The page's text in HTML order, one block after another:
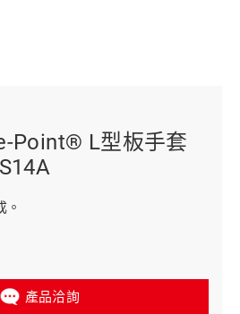
Point® L型板手套
。
產品洽詢